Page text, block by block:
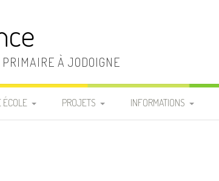
À JODOIGNE
ÉCOLE PROJETS INFORMATIONS